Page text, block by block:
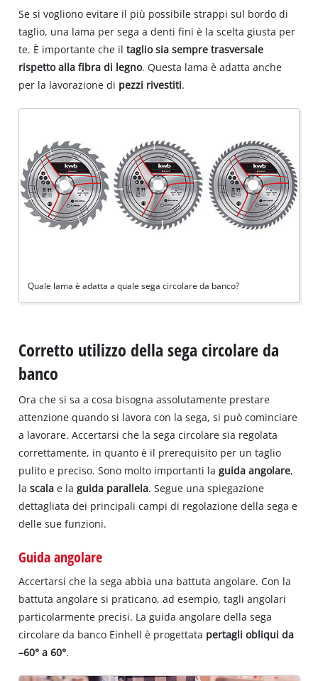
Se si vogliono evitare il più possibile strappi sul bordo di
taglio, una lama per sega a denti fini è la scelta giusta per
te. È importante che il taglio sia sempre trasversale
rispetto alla fibra di legno. Questa lama è adatta anche
per la lavorazione di pezzi rivestiti.
Quale lama è adatta a quale sega circolare da banco?
Corretto utilizzo della sega circolare da
banco
Ora che si sa a cosa bisogna assolutamente prestare
attenzione quando si lavora con la sega, si può cominciare
a lavorare. Accertarsi che la sega circolare sia regolata
correttamente, in quanto è il prerequisito per un taglio
pulito e preciso. Sono molto importanti laguida angolare,
lascalae laguida parallela. Segue una spiegazione
dettagliata dei principali campi di regolazione della sega e
delle sue funzioni.
Guida angolare
Accertarsi che la sega abbia una battuta angolare. Con la
battuta angolare si praticano, ad esempio, tagli angolari
particolarmente precisi. La guida angolare della sega
circolare da banco Einhell è progettata pertagli obliqui da
–60° a 60°.